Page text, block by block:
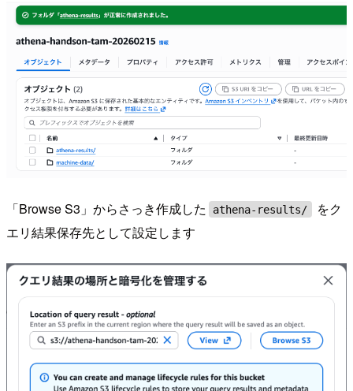
「Browse S3」からさっき作成した athena-results/
をク
エリ結果保存先として設定します